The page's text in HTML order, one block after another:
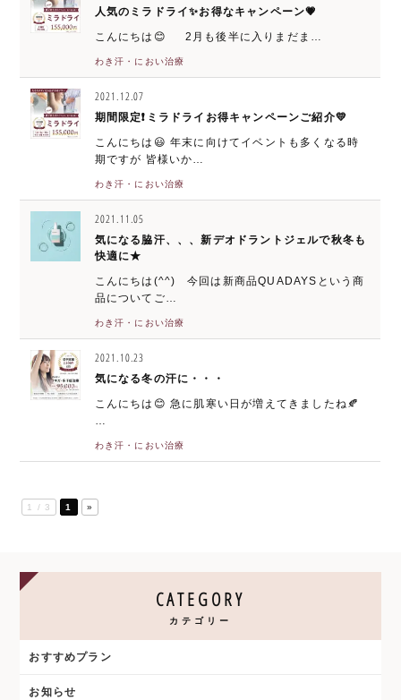
人気のミラドライ✨お得なキャンペーン💗
こんにちは😊 2月も後半に入りまだま…
わき汗・におい治療
2021.12.07
期間限定❗️ミラドライお得キャンペーンご紹介💛
こんにちは😃 年末に向けてイベントも多くなる時
期ですが 皆様いか…
わき汗・におい治療
2021.11.05
気になる脇汗、、、新デオドラントジェルで秋冬も
快適に★
こんにちは(^^) 今回は新商品QUADAYSという商
品についてご…
わき汗・におい治療
2021.10.23
気になる冬の汗に・・・
こんにちは😊 急に肌寒い日が増えてきましたね🍂
…
わき汗・におい治療
1 / 3 1 »
CATEGORY
カテゴリー
おすすめプラン
お知らせ